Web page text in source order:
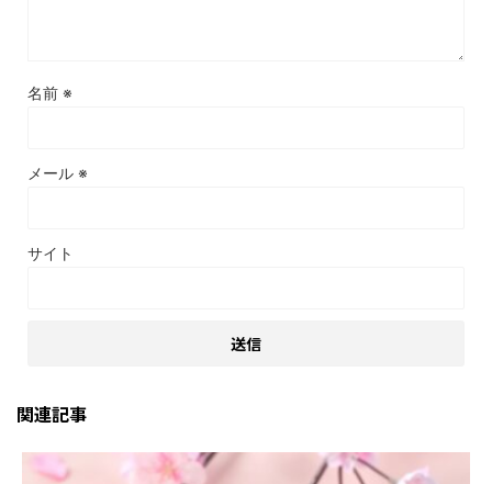
名前 ※
メール ※
サイト
関連記事